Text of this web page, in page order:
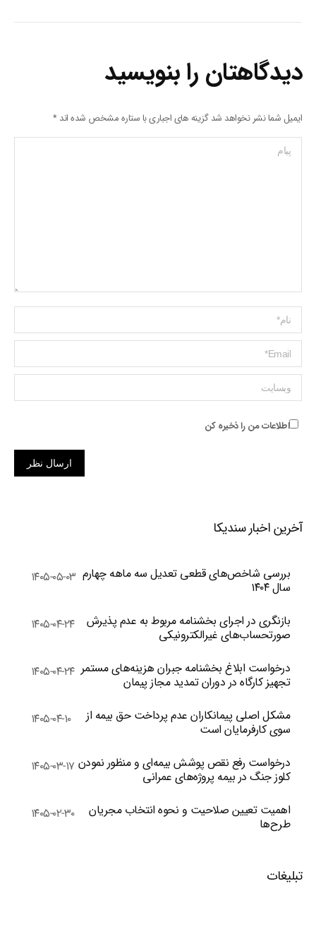
دیدگاهتان را بنویسید
ایمیل شما نشر نخواهد شد گزینه های اجباری با ستاره مشخص شده اند*
پیام
Name *
ایمیل *
وبسایت
اطلاعات من را ذخیره کن
ارسال نظر
آخرین اخبار سندیکا
بررسی شاخص‌های قطعی تعدیل سه ماهه چهارم
سال ۱۴۰۴
۱۴۰۵-۰۵-۰۳
بازنگری در اجرای بخشنامه مربوط به عدم پذیرش
صورتحساب‌های غیرالکترونیکی
۱۴۰۵-۰۴-۲۴
درخواست ابلاغ بخشنامه جبران هزینه‌های مستمر
تجهیز کارگاه در دوران تمدید مجاز پیمان
۱۴۰۵-۰۴-۲۴
مشکل اصلی پیمانکاران عدم پرداخت حق بیمه از
سوی کارفرمایان است
۱۴۰۵-۰۴-۱۰
درخواست رفع نقص پوشش بیمه‌ای و منظور نمودن
کلوز جنگ در بیمه پروژه‌های عمرانی
۱۴۰۵-۰۳-۱۷
اهمیت تعیین صلاحیت و نحوه انتخاب مجریان
طرح‌ها
۱۴۰۵-۰۲-۳۰
تبلیغات